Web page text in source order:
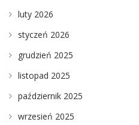
luty 2026
styczeń 2026
grudzień 2025
listopad 2025
październik 2025
wrzesień 2025